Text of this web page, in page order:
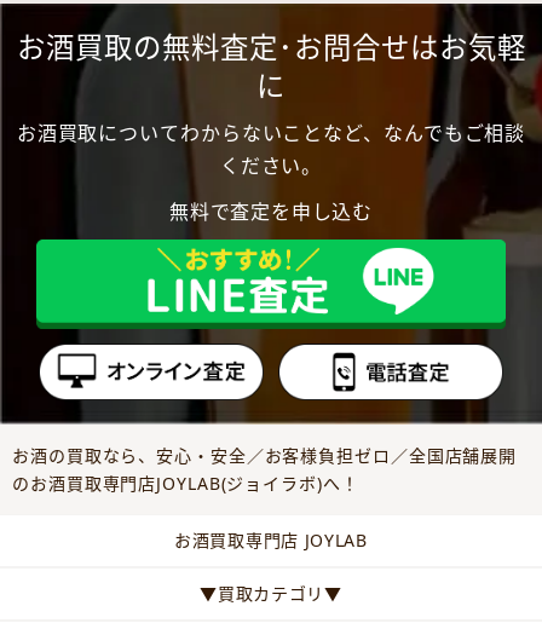
お酒買取の無料査定･お問合せはお気軽
に
お酒買取についてわからないことなど、なんでもご相談
ください。
無料で査定を申し込む
お酒の買取なら、安心・安全／お客様負担ゼロ／全国店舗展開
のお酒買取専門店JOYLAB(ジョイラボ)へ！
お酒買取専門店 JOYLAB
▼買取カテゴリ▼